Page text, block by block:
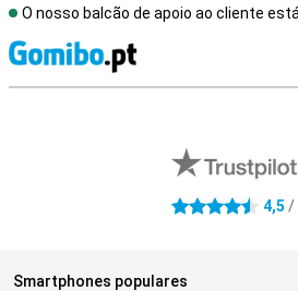
O nosso balcão de apoio ao cliente está
4.5 estrelas 4,5 /
Smartphones populares